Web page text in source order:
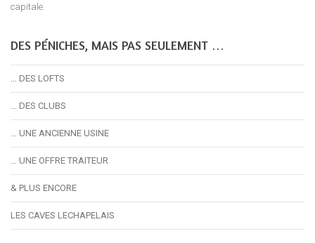
capitale.
DES PÉNICHES, MAIS PAS SEULEMENT …
… DES LOFTS
… DES CLUBS
… UNE ANCIENNE USINE
… UNE OFFRE TRAITEUR
& PLUS ENCORE
LES CAVES LECHAPELAIS